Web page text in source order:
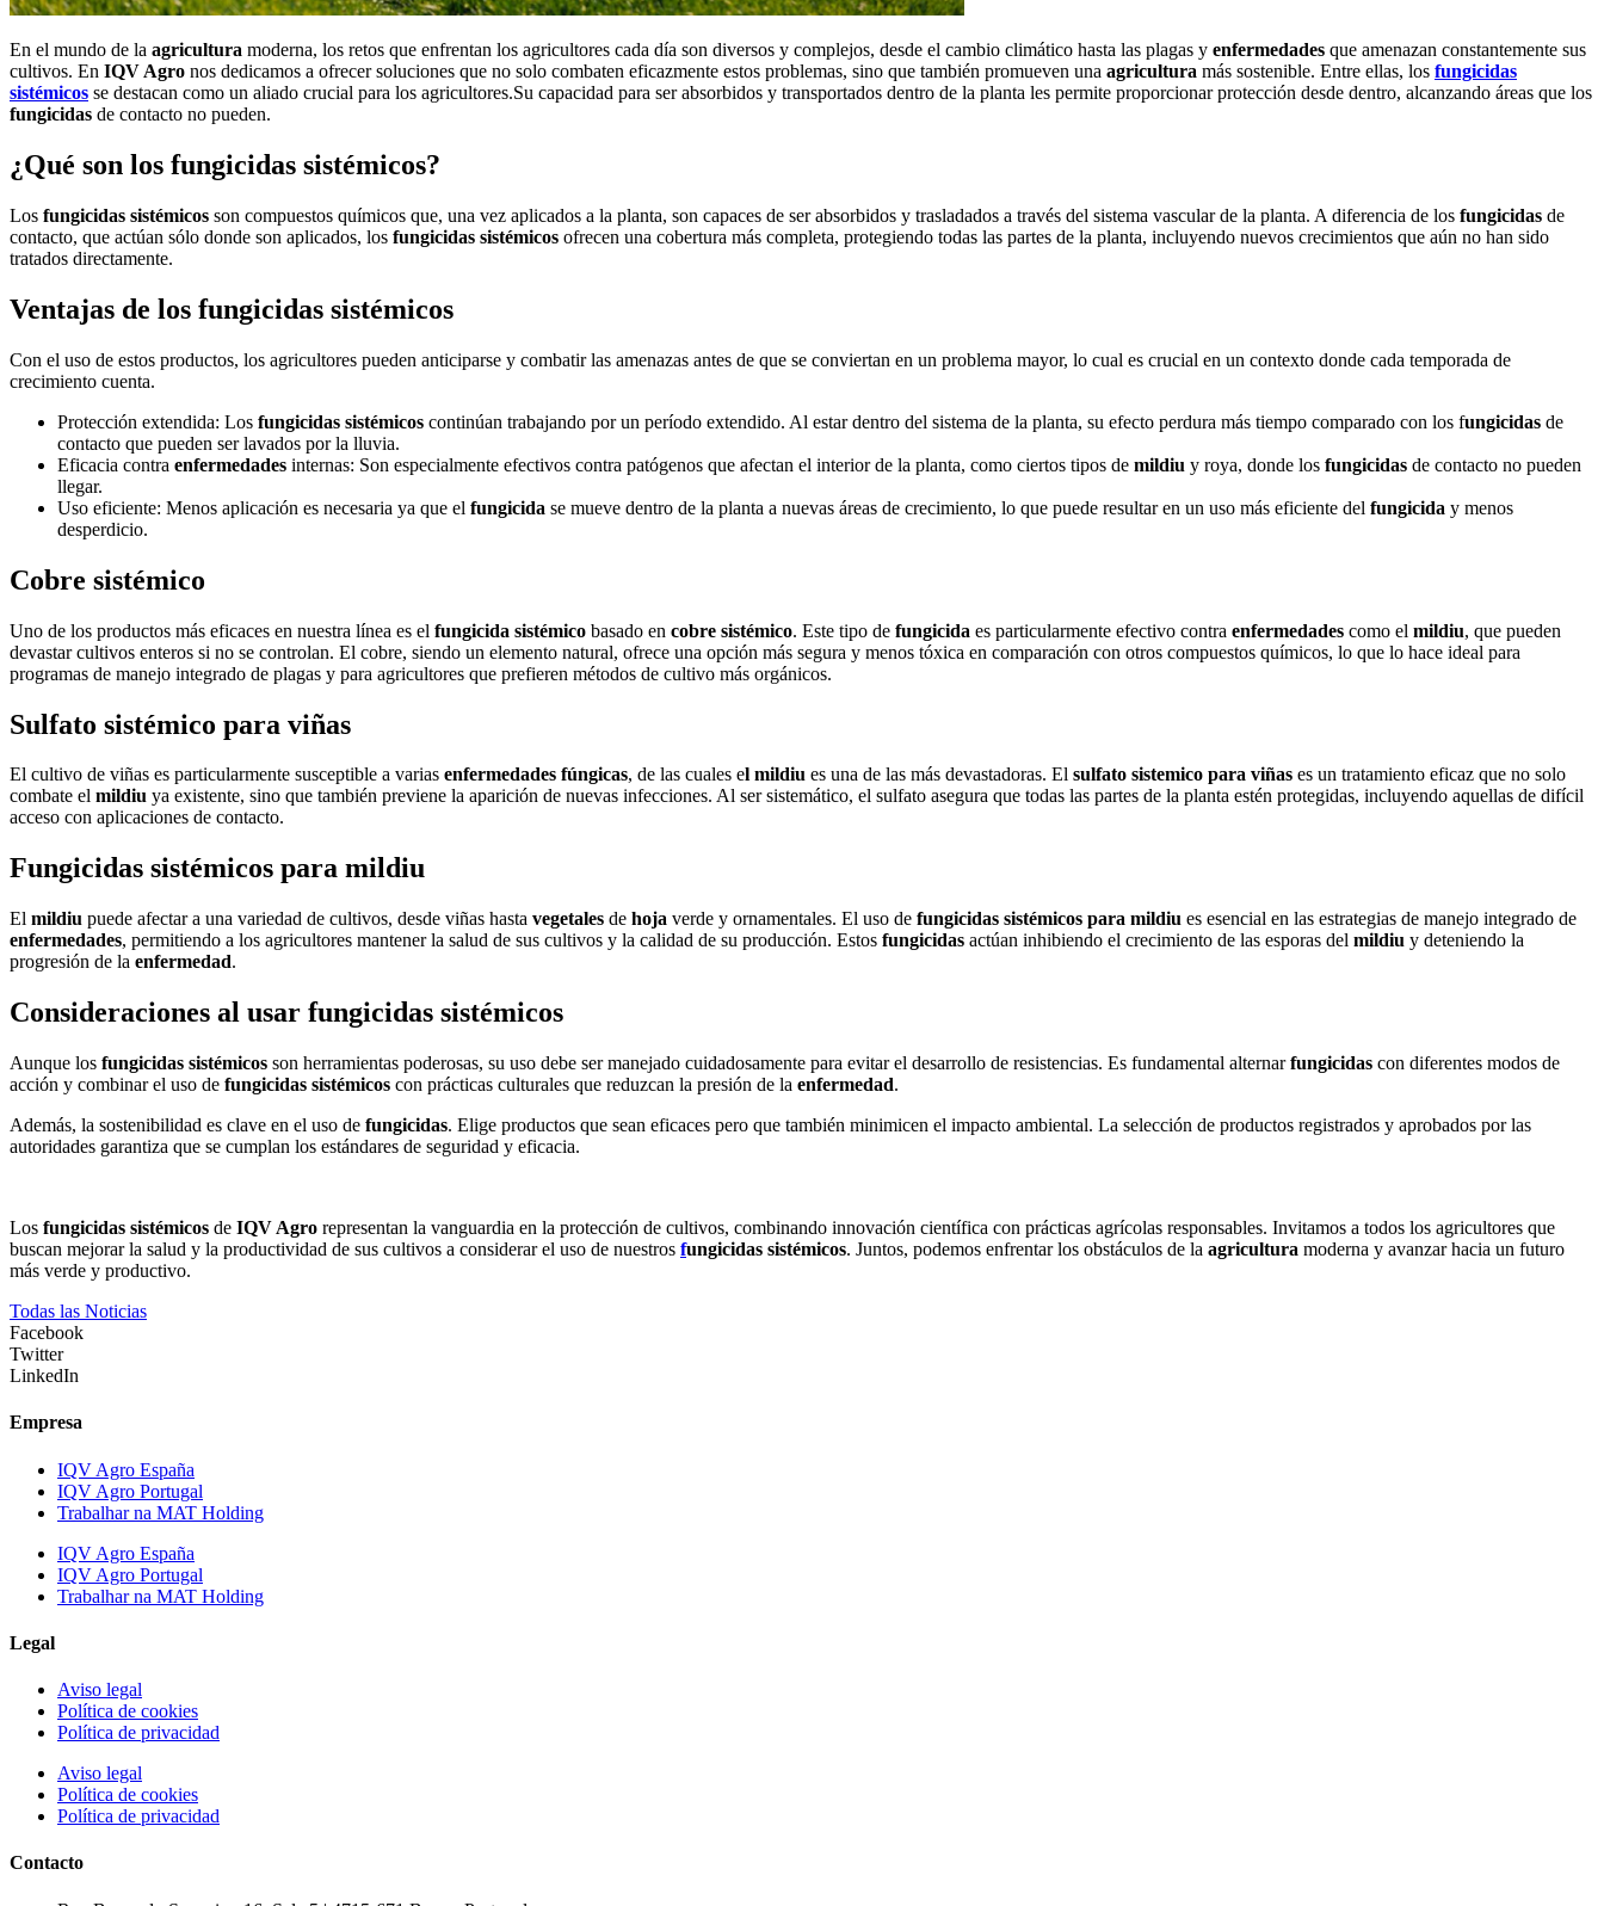
En el mundo de la agricultura moderna, los retos que enfrentan los agricultores cada día son diversos y complejos, desde el cambio climático hasta las plagas y enfermedades que amenazan constantemente sus
cultivos. En IQV Agro nos dedicamos a ofrecer soluciones que no solo combaten eficazmente estos problemas, sino que también promueven una agricultura más sostenible. Entre ellas, los fungicidas
sistémicos se destacan como un aliado crucial para los agricultores.Su capacidad para ser absorbidos y transportados dentro de la planta les permite proporcionar protección desde dentro, alcanzando áreas que los
fungicidas de contacto no pueden.
¿Qué son los fungicidas sistémicos?
Los fungicidas sistémicos son compuestos químicos que, una vez aplicados a la planta, son capaces de ser absorbidos y trasladados a través del sistema vascular de la planta. A diferencia de los fungicidas de
contacto, que actúan sólo donde son aplicados, los fungicidas sistémicos ofrecen una cobertura más completa, protegiendo todas las partes de la planta, incluyendo nuevos crecimientos que aún no han sido
tratados directamente.
Ventajas de los fungicidas sistémicos
Con el uso de estos productos, los agricultores pueden anticiparse y combatir las amenazas antes de que se conviertan en un problema mayor, lo cual es crucial en un contexto donde cada temporada de
crecimiento cuenta.
Protección extendida: Los fungicidas sistémicos continúan trabajando por un período extendido. Al estar dentro del sistema de la planta, su efecto perdura más tiempo comparado con los fungicidas de
contacto que pueden ser lavados por la lluvia.
Eficacia contra enfermedades internas: Son especialmente efectivos contra patógenos que afectan el interior de la planta, como ciertos tipos de mildiu y roya, donde los fungicidas de contacto no pueden
llegar.
Uso eficiente: Menos aplicación es necesaria ya que el fungicida se mueve dentro de la planta a nuevas áreas de crecimiento, lo que puede resultar en un uso más eficiente del fungicida y menos
desperdicio.
Cobre sistémico
Uno de los productos más eficaces en nuestra línea es el fungicida sistémico basado en cobre sistémico. Este tipo de fungicida es particularmente efectivo contra enfermedades como el mildiu, que pueden
devastar cultivos enteros si no se controlan. El cobre, siendo un elemento natural, ofrece una opción más segura y menos tóxica en comparación con otros compuestos químicos, lo que lo hace ideal para
programas de manejo integrado de plagas y para agricultores que prefieren métodos de cultivo más orgánicos.
Sulfato sistémico para viñas
El cultivo de viñas es particularmente susceptible a varias enfermedades fúngicas, de las cuales el mildiu es una de las más devastadoras. El sulfato sistemico para viñas es un tratamiento eficaz que no solo
combate el mildiu ya existente, sino que también previene la aparición de nuevas infecciones. Al ser sistemático, el sulfato asegura que todas las partes de la planta estén protegidas, incluyendo aquellas de difícil
acceso con aplicaciones de contacto.
Fungicidas sistémicos para mildiu
El mildiu puede afectar a una variedad de cultivos, desde viñas hasta vegetales de hoja verde y ornamentales. El uso de fungicidas sistémicos para mildiu es esencial en las estrategias de manejo integrado de
enfermedades, permitiendo a los agricultores mantener la salud de sus cultivos y la calidad de su producción. Estos fungicidas actúan inhibiendo el crecimiento de las esporas del mildiu y deteniendo la
progresión de la enfermedad.
Consideraciones al usar fungicidas sistémicos
Aunque los fungicidas sistémicos son herramientas poderosas, su uso debe ser manejado cuidadosamente para evitar el desarrollo de resistencias. Es fundamental alternarfungicidas con diferentes modos de
acción y combinar el uso de fungicidas sistémicos con prácticas culturales que reduzcan la presión de la enfermedad.
Además, la sostenibilidad es clave en el uso de fungicidas. Elige productos que sean eficaces pero que también minimicen el impacto ambiental. La selección de productos registrados y aprobados por las
autoridades garantiza que se cumplan los estándares de seguridad y eficacia.
Los fungicidas sistémicos de IQV Agro representan la vanguardia en la protección de cultivos, combinando innovación científica con prácticas agrícolas responsables. Invitamos a todos los agricultores que
buscan mejorar la salud y la productividad de sus cultivos a considerar el uso de nuestros fungicidas sistémicos. Juntos, podemos enfrentar los obstáculos de la agricultura moderna y avanzar hacia un futuro
más verde y productivo.
Todas las Noticias
Facebook
Twitter
LinkedIn
Empresa
IQV Agro España
IQV Agro Portugal
Trabalhar na MAT Holding
IQV Agro España
IQV Agro Portugal
Trabalhar na MAT Holding
Legal
Aviso legal
Política de cookies
Política de privacidad
Aviso legal
Política de cookies
Política de privacidad
Contacto